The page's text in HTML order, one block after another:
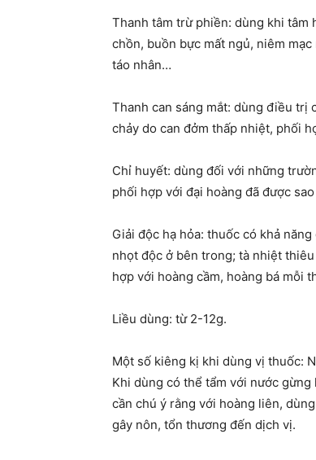
Thanh tâm trừ phiền: dùng khi tâm
chồn, buồn bực mất ngủ, niêm
táo nhân…
Thanh can sáng mắt: dùng điều trị
chảy do can đởm thấp nhiệt, phối
Chỉ huyết: dùng đối với những
phối hợp với đại hoàng đã được
Giải độc hạ hỏa: thuốc có khả
nhọt độc ở bên trong; tà nhiệt
hợp với hoàng cầm, hoàng bá mỗi
Liều dùng: từ 2-12g.
Một số kiêng kị khi dùng vị thuốc:
Khi dùng có thể tẩm với nước
cần chú ý rằng với hoàng liên,
gây nôn, tổn thương đến dịch vị.